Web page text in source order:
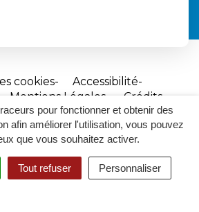
pour fonctionner et obtenir des
afin améliorer l'utilisation, vous pouvez
que vous souhaitez activer.
Tout refuser Personnaliser
RECHERCHER
ACCESSIBILITÉ
cookies
Accessibilité
Mentions Légales
Crédits
Site
réalisé
par
Inovagora